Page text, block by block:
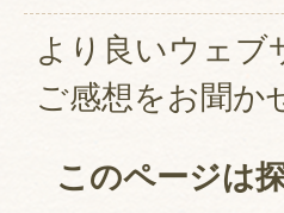
より良いウェブ
ご感想をお聞か
このページは